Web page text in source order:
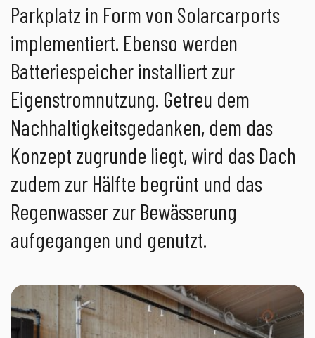
Parkplatz in Form von Solarcarports
implementiert. Ebenso werden
Batteriespeicher installiert zur
Eigenstromnutzung. Getreu dem
Nachhaltigkeitsgedanken, dem das
Konzept zugrunde liegt, wird das Dach
zudem zur Hälfte begrünt und das
Regenwasser zur Bewässerung
aufgegangen und genutzt.